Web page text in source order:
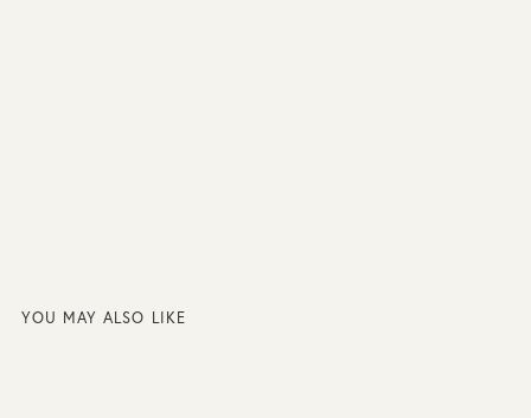
YOU MAY ALSO LIKE